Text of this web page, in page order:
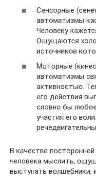
Сенсорные
автоматизмы
Человеку
Ощущаются
источников
Моторные
автоматизмы
активностью.
его действия
словно бы
участия его
В качестве
человека мыслить,
выступать волшебники,